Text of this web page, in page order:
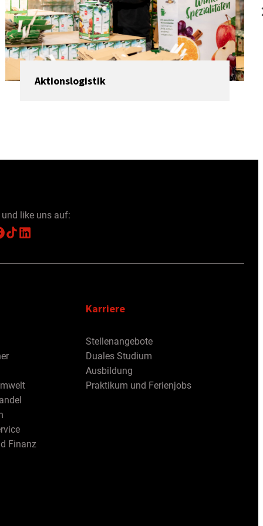
Aktionslogistik
und like uns auf:
TikTok
LinkedIn
Finanz
Karriere
Stellenangebote
Duales Studium
Ausbildung
Praktikum und Ferienjobs